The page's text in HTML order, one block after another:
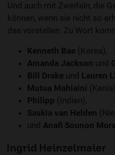
Und auch mit Zweifeln, die
können, wenn sie nicht so
das vorstellen. Zu Wort
Kenneth Bae (Korea),
Amanda Jackson und
Bill Drake und Lauren
Mutua Mahiaini (Kenia)
Philipp (Indien),
Saskia van Helden
und Anafi Sounon Mora
Ingrid Heinzelmaier